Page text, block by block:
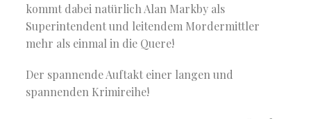
kommt dabei natürlich Alan Markby als
Superintendent und leitendem Mordermittler
mehr als einmal in die Quere!
Der spannende Auftakt einer langen und
spannenden Krimireihe!